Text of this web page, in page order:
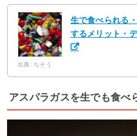
生で食べられる
するメリット・
出典: ちそう
アスパラガスを生でも食べ